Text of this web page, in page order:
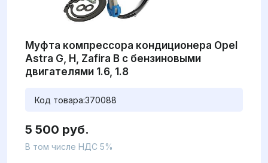
Муфта компрессора кондиционера Opel
Astra G, H, Zafira B с бензиновыми
двигателями 1.6, 1.8
Код товара:370088
5 500 руб.
В том числе НДС 5%